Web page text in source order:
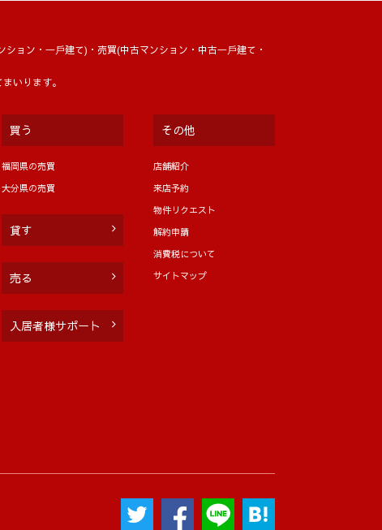
ョン・⼀⼾建て)・売買(中古マンション・中古⼀⼾建て・
いります。
買う
福岡県の売買
大分県の売買
貸す
売る
入居者様サポート
その他
店舗紹介
来店予約
物件リクエスト
解約申請
消費税について
サイトマップ